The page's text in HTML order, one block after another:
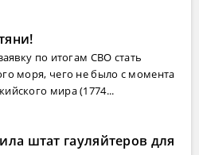
по итогам СВО стать
моря, чего не было с момента
мира (1774...
штат гауляйтеров для